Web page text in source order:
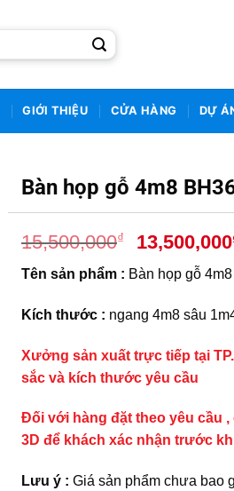
GIỚI THIỆU CỬA HÀNG DỰ
Bàn họp gỗ 4m8
15,500,000₫
Giá
gốc
là:
13,500,000
Tên sản phẩm : Bàn họp gỗ
Kích thước : ngang 4m8 sâu
Xưởng sản xuất trực tiếp tại
sắc và kích thước yêu cầu
Đối với hàng đặt theo yêu cầu
3D để khách xác nhận trước
Lưu ý : Giá sản phẩm chưa bao